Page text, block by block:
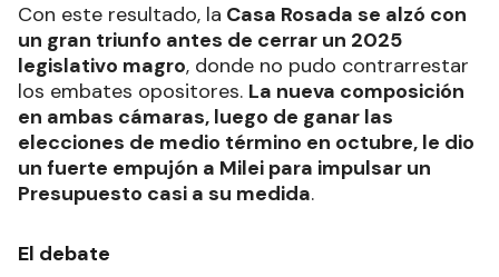
Con este resultado, la Casa Rosada se alzó con
un gran triunfo antes de cerrar un 2025
legislativo magro, donde no pudo contrarrestar
los embates opositores. La nueva composición
en ambas cámaras, luego de ganar las
elecciones de medio término en octubre, le dio
un fuerte empujón a Milei para impulsar un
Presupuesto casi a su medida.
El debate